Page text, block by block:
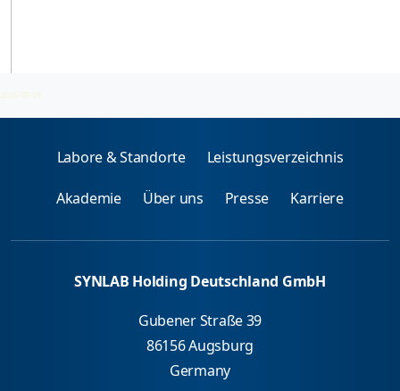
2026-08-08
Labore & Standorte Leistungsverzeichnis
Akademie Über uns Presse Karriere
SYNLAB Holding Deutschland GmbH
Gubener Straße 39
86156 Augsburg
Germany